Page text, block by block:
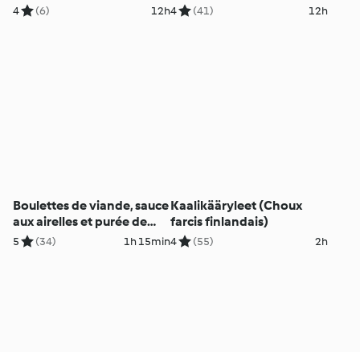
4 (6) 12h4 (41) 12h
Boulettes de viande, sauce
aux airelles et purée de
pommes de terre
5 (34) 1h 15min
Kaalikääryleet (Choux
farcis finlandais)
4 (55) 2h